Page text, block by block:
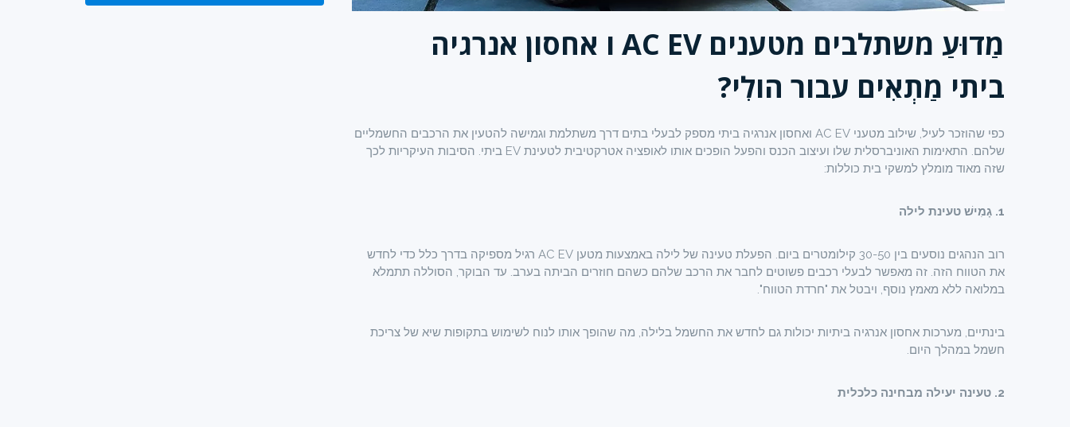
מַדוּעַ משתלבים מטענים AC EV ו אחסון אנרגיה
ביתי מַתְאִים עבור הולִי?
כפי שהוזכר לעיל, שילוב מטעני AC EV ואחסון אנרגיה ביתי מספק לבעלי בתים דרך משתלמת וגמישה להטעין את הרכבים החשמליים
שלהם. התאימות האוניברסלית שלו ועיצוב הכנס והפעל הופכים אותו לאופציה אטרקטיבית לטעינת EV ביתי. הסיבות העיקריות לכך
שזה מאוד מומלץ למשקי בית כוללות:
1. גָמִישׁ טעינת לילה
רוב הנהגים נוסעים בין 30-50 קילומטרים ביום. הפעלת טעינה של לילה באמצעות מטען AC EV רגיל מספיקה בדרך כלל כדי לחדש
את הטווח הזה. זה מאפשר לבעלי רכבים פשוטים לחבר את הרכב שלהם כשהם חוזרים הביתה בערב. עד הבוקר, הסוללה תתמלא
במלואה ללא מאמץ נוסף, ויבטל את "חרדת הטווח".
בינתיים, מערכות אחסון אנרגיה ביתיות יכולות גם לחדש את החשמל בלילה, מה שהופך אותו לנוח לשימוש בתקופות שיא של צריכת
חשמל במהלך היום.
2. טעינה יעילה מבחינה כלכלית